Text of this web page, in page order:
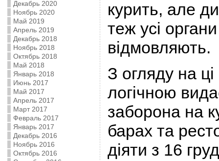
Декабрь 2020
Ноябрь 2020
Май 2019
Апрель 2019
Декабрь 2018
Ноябрь 2018
Октябрь 2018
Май 2018
Январь 2018
Июнь 2017
Май 2017
Апрель 2017
Март 2017
Февраль 2017
Январь 2017
Декабрь 2016
Ноябрь 2016
Октябрь 2016
курить, але
теж усі
відмовляють.
З огляду на
логічною
заборона на
барах та
діяти з 16